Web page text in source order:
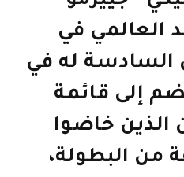
العالمي في
السادسة له في
إلى قائمة
الذين خاضوا
البطولة،